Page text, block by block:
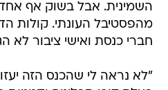
השמינית. אבל בשוק אף
מהפסטיבל העונתי. קולות
חברי כנסת ואישי ציבור לא
"לא נראה לי שהכנס הזה